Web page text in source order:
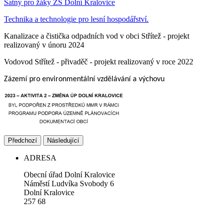
Šatny pro žáky ZŠ Dolní Kralovice
Technika a technologie pro lesní hospodářství.
Kanalizace a čistička odpadních vod v obci Střítež - projekt
realizovaný v únoru 2024
Vodovod Střítež - přivaděč - projekt realizovaný v roce 2022
Zázemí pro environmentální vzdělávání a výchovu
Předchozí Následující
ADRESA
Obecní úřad Dolní Kralovice
Náměstí Ludvíka Svobody 6
Dolní Kralovice
257 68